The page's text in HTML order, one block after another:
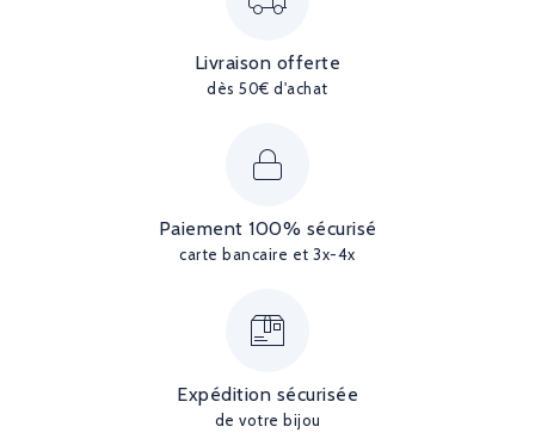
Livraison offerte
dès 50€ d'achat
Paiement 100% sécurisé
carte bancaire et 3x-4x
Expédition sécurisée
de votre bijou